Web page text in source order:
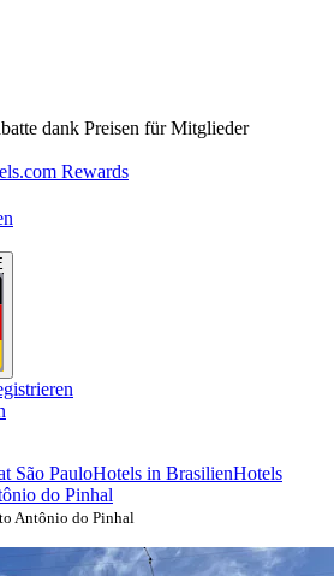
dank Preisen für Mitglieder
Rewards
São PauloHotels in BrasilienHotels
do Pinhal
Antônio do Pinhal